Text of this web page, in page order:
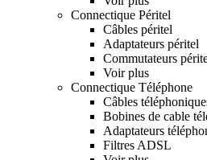
Connectique Péritel
Câbles péritel
Adaptateurs péritel
Commutateurs
Voir plus
Connectique Téléphone
Câbles
Bobines de cable
Adaptateurs
Filtres ADSL